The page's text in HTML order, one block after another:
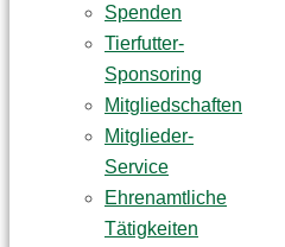
Spenden
Tierfutter-
Sponsoring
Mitgliedschaften
Mitglieder-
Service
Ehrenamtliche
Tätigkeiten